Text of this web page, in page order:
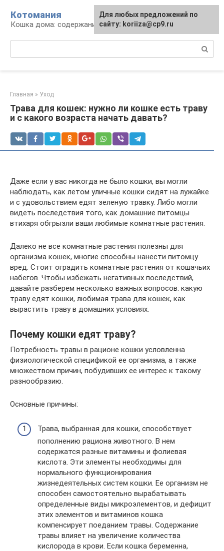
контенту
Котомания
Кошка дома: содержание и уход
Главная » Уход
Трава для кошек: нужно ли кошке есть траву
и с какого возраста начать давать?
Даже если у вас никогда не было кошки, вы могли
наблюдать, как летом уличные кошки сидят на лужайке
и с удовольствием едят зеленую травку. Либо могли
видеть последствия того, как домашние питомцы
втихаря обгрызли ваши любимые комнатные растения.
Далеко не все комнатные растения полезны для
организма кошек, многие способны нанести питомцу
вред. Стоит оградить комнатные растения от кошачьих
набегов. Чтобы избежать негативных последствий,
давайте разберем несколько важных вопросов: какую
траву едят кошки, любимая трава для кошек, как
вырастить траву в домашних условиях.
Почему кошки едят траву?
Потребность травы в рационе кошки условленна
физиологической спецификой ее организма, а также
множеством причин, побудивших ее интерес к такому
разнообразию.
Основные причины:
Трава, выбранная для кошки, способствует
пополнению рациона животного. В нем
содержатся разные витамины и фолиевая
кислота. Эти элементы необходимы для
нормального функционирования
жизнедеятельных систем кошки. Ее организм не
способен самостоятельно вырабатывать
определенные виды микроэлементов, и дефицит
этих элементов и витаминов кошка
компенсирует поеданием травы. Содержание
травы влияет на увеличение количества
кислорода в крови. Если кошка беременна,
Для любых предложений по
сайту: koriiza@cp9.ru